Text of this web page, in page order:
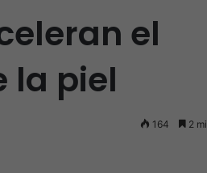
el
la piel
164 2